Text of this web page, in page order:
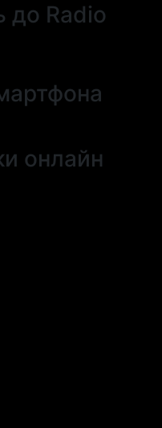
до Radio
онлайн